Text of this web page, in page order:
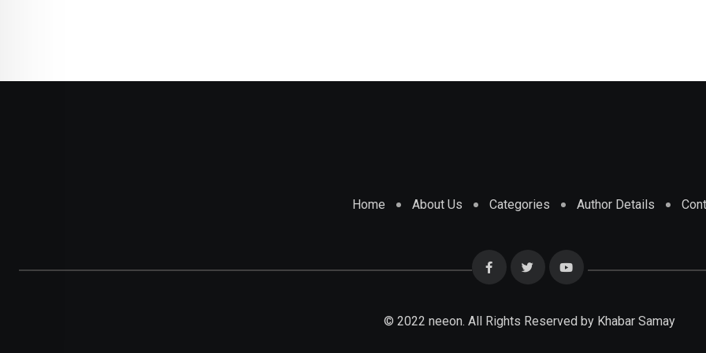
Home About Us Categories Author Details
© 2022 neeon. All Rights Reserved by Khabar Samay